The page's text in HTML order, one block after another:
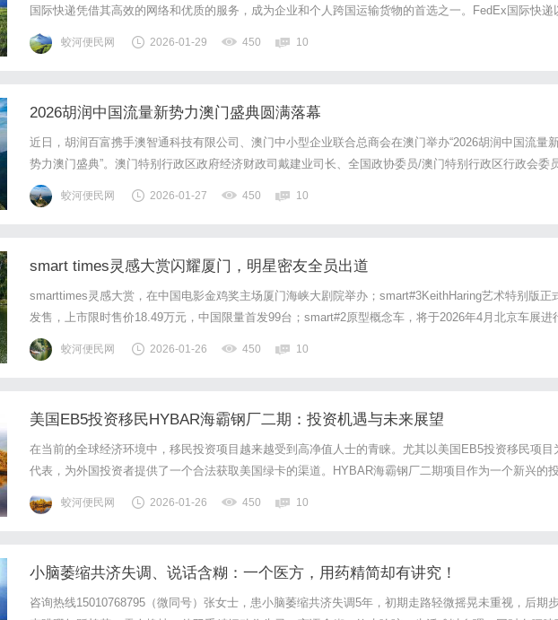
国际快递凭借其高效的网络和优质的服务，成为企业和个人跨国运输货物的首选之一。FedEx国际快递
其快速、安全和可靠而闻名。无论是文件、小包裹，还是大宗货物，FedEx都能提供多样化的运输方案，
满足不同客户的需求。特别是在时效性要求较高的情况下，FedEx国际快递通...
蛟河便民网 2026-01-29 450 10
2026胡润中国流量新势力澳门盛典圆满落幕
近日，胡润百富携手澳智通科技有限公司、澳门中小型企业联合总商会在澳门举办“2026胡润中国流量新
势力澳门盛典”。澳门特别行政区政府经济财政司戴建业司长、全国政协委员/澳门特别行政区行政会委
澳门特别行政区立法会议员/澳门银行公会叶兆佳主席、澳门特别行政区政府旅游局文绮华局长、澳门招
商投资促进局李藻森代主席等150余位嘉宾莅临现场。活动为内地与澳门搭建了高层...
蛟河便民网 2026-01-27 450 10
smart times灵感大赏闪耀厦门，明星密友全员出道
smarttimes灵感大赏，在中国电影金鸡奖主场厦门海峡大剧院举办；smart#3KeithHaring艺术特别版正
发售，上市限时售价18.49万元，中国限量首发99台；smart#2原型概念车，将于2026年4月北京车展进
全球首秀。smart#6EHD，将于2026年上半年正式发布；秉承「灵感共创」核心价值观，首届smart车主
灵感峰会将于厦门举行。...
蛟河便民网 2026-01-26 450 10
美国EB5投资移民HYBAR海霸钢厂二期：投资机遇与未来展望
在当前的全球经济环境中，移民投资项目越来越受到高净值人士的青睐。尤其以美国EB5投资移民项目
代表，为外国投资者提供了一个合法获取美国绿卡的渠道。HYBAR海霸钢厂二期项目作为一个新兴的
品质钢材生产的企业。该项目的二期扩建计划旨在提升生产能力和产品多样性，以满足不...
蛟河便民网 2026-01-26 450 10
小脑萎缩共济失调、说话含糊：一个医方，用药精简却有讲究！
咨询热线15010768795（微同号）张女士，患小脑萎缩共济失调5年，初期走路轻微摇晃未重视，后期